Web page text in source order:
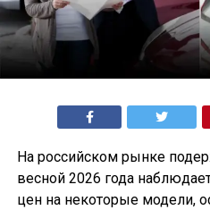
На российском рынке
весной 2026 года
цен на некоторые модели,